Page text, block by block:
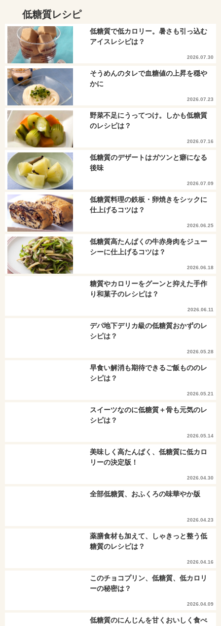
低糖質レシピ
低糖質で低カロリー。暑さも引っ込む
アイスレシピは？
2026.07.30
そうめんのタレで血糖値の上昇を穏や
かに
2026.07.23
野菜不足にうってつけ。しかも低糖質
のレシピは？
2026.07.16
低糖質のデザートはガツンと癖になる
後味
2026.07.09
低糖質料理の鉄板・卵焼きをシックに
仕上げるコツは？
2026.06.25
低糖質高たんぱくの牛赤身肉をジュー
シーに仕上げるコツは？
2026.06.18
糖質やカロリーをグーンと抑えた手作
り和菓子のレシピは？
2026.06.11
デパ地下デリカ級の低糖質おかずのレ
シピは？
2026.05.28
早食い解消も期待できるご飯もののレ
シピは？
2026.05.21
スイーツなのに低糖質＋骨も元気のレ
シピは？
2026.05.14
美味しく高たんぱく、低糖質に低カロ
リーの決定版！
2026.04.30
全部低糖質、おふくろの味華やか版
2026.04.23
薬膳食材も加えて、しゃきっと整う低
糖質のレシピは？
2026.04.16
このチョコプリン、低糖質、低カロリ
ーの秘密は？
2026.04.09
低糖質のにんじんを甘くおいしく食べ